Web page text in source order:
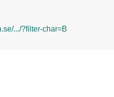
.../?filter-char=B